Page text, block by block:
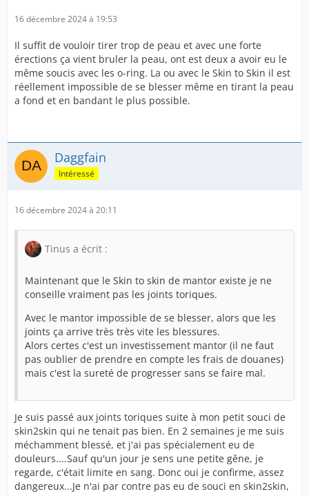
16 décembre 2024 à 19:53
Il suffit de vouloir tirer trop de peau et avec une forte
érections ça vient bruler la peau, ont est deux a avoir eu le
même soucis avec les o-ring. La ou avec le Skin to Skin il est
réellement impossible de se blesser même en tirant la peau
a fond et en bandant le plus possible.
Daggfain
Intéressé
16 décembre 2024 à 20:11
Tinus a écrit :
Maintenant que le Skin to skin de mantor existe je ne
conseille vraiment pas les joints toriques.
Avec le mantor impossible de se blesser, alors que les
joints ça arrive très très vite les blessures.
Alors certes c'est un investissement mantor (il ne faut
pas oublier de prendre en compte les frais de douanes)
mais c'est la sureté de progresser sans se faire mal.
Je suis passé aux joints toriques suite à mon petit souci de
skin2skin qui ne tenait pas bien. En 2 semaines je me suis
méchamment blessé, et j'ai pas spécialement eu de
douleurs....Sauf qu'un jour je sens une petite gêne, je
regarde, c'était limite en sang. Donc oui je confirme, assez
dangereux...Je n'ai par contre pas eu de souci en skin2skin,